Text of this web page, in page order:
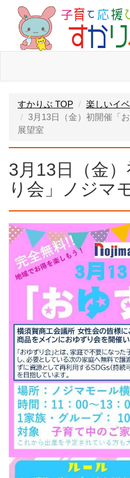
すかりぶ TOP
楽しいイ
3月13日（金）初開催「
展望室
3月13日（金
り会」ノジマ